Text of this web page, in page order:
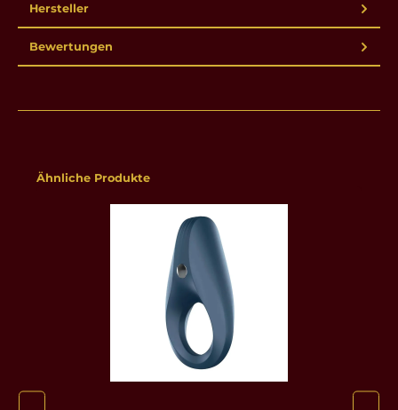
Hersteller
Bewertungen
Produktgalerie überspringen
Ähnliche Produkte